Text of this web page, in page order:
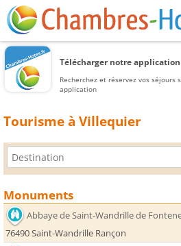
Télécharger notre
Recherchez et réservez vos séjours
application
Tourisme à Villequier
Monuments
Abbaye de Saint-Wandrille de
76490 Saint-Wandrille Rançon